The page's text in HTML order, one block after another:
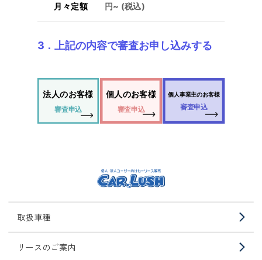
月々定額 円~ (税込)
3．上記の内容で審査お申し込みする
法人のお客様
審査申込
個人のお客様
審査申込
個人事業主のお客様
審査申込
取扱車種
リースのご案内